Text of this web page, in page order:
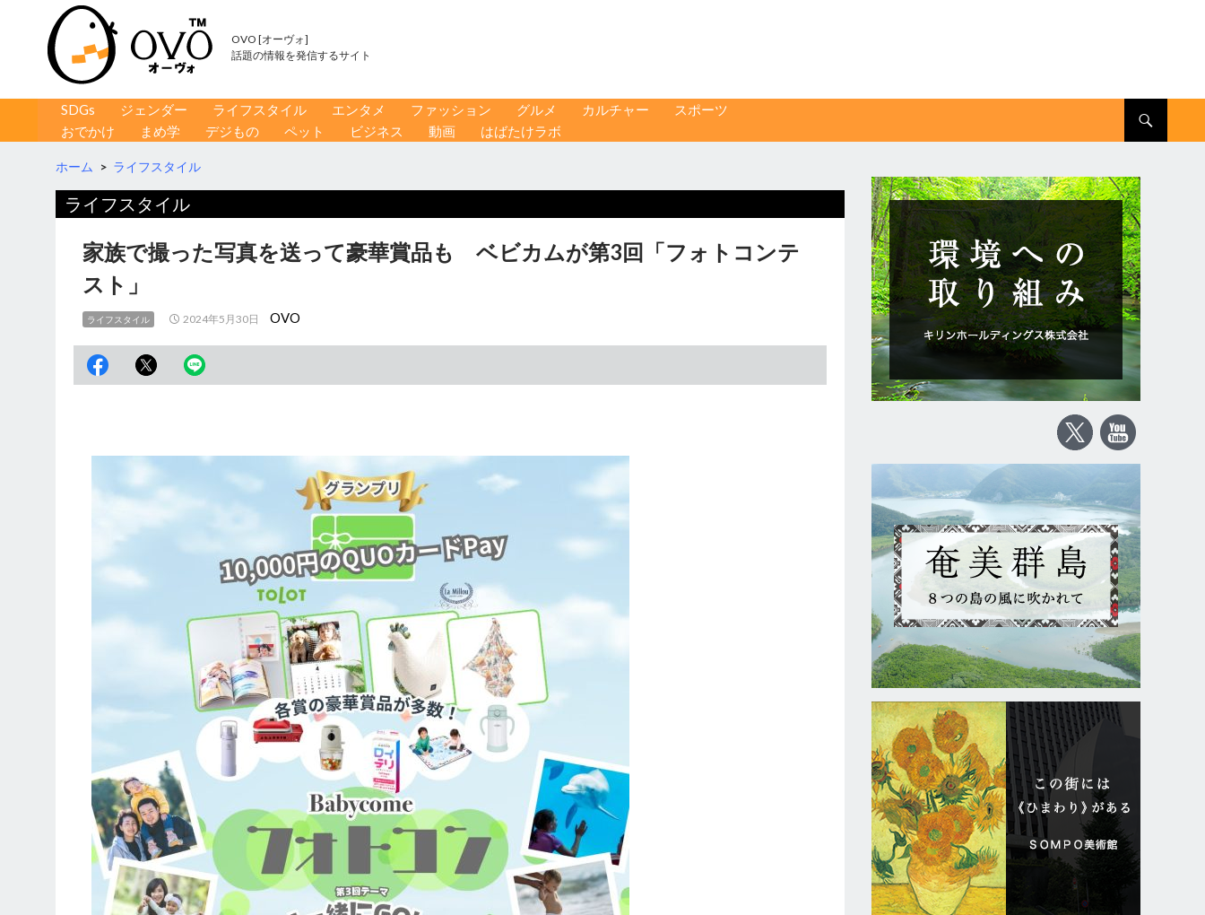
OVO [オーヴォ]
話題の情報を発信するサイト
コンテンツへ移動
SDGs ジェンダー ライフスタイル エンタメ ファッション グルメ カルチャー
スポーツ
おでかけ
まめ学 デジもの ペット ビジネス 動画 はばたけラボ
ホーム > ライフスタイル
ライフスタイル
家族で撮った写真を送って豪華賞品も ベビカムが第3回「フォトコンテ
スト」
ライフスタイル 2024年5月30日 OVO